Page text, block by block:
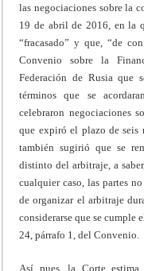
las negociaciones sobre la
19 de abril de 2016, en la
“fracasado” y que, “de
Convenio sobre la
Federación de Rusia que
términos que se
celebraron negociaciones
que expiró el plazo de seis
también sugirió que se
distinto del arbitraje, a
cualquier caso, las partes
de organizar el arbitraje
considerarse que se
24, párrafo 1, del Convenio.
Así pues, la Corte estima